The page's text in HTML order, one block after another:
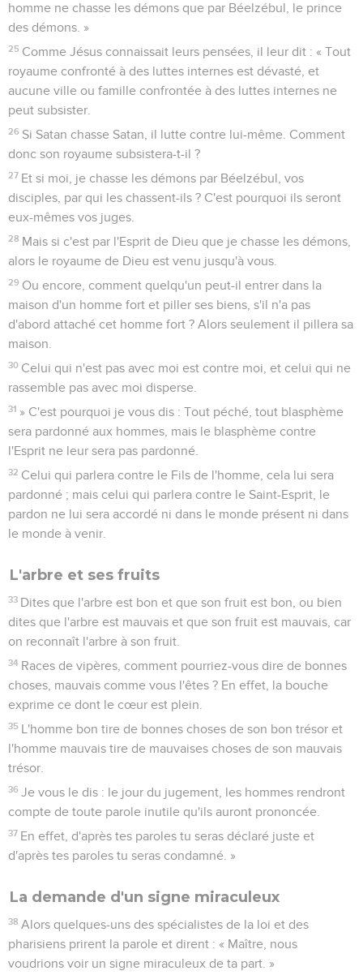
homme ne chasse les démons que par Béelzébul, le prince
des démons. »
25 Comme Jésus connaissait leurs pensées, il leur dit : « Tout
royaume confronté à des luttes internes est dévasté, et
aucune ville ou famille confrontée à des luttes internes ne
peut subsister.
26 Si Satan chasse Satan, il lutte contre lui-même. Comment
donc son royaume subsistera-t-il ?
27 Et si moi, je chasse les démons par Béelzébul, vos
disciples, par qui les chassent-ils ? C'est pourquoi ils seront
eux-mêmes vos juges.
28 Mais si c'est par l'Esprit de Dieu que je chasse les démons,
alors le royaume de Dieu est venu jusqu'à vous.
29 Ou encore, comment quelqu'un peut-il entrer dans la
maison d'un homme fort et piller ses biens, s'il n'a pas
d'abord attaché cet homme fort ? Alors seulement il pillera sa
maison.
30 Celui qui n'est pas avec moi est contre moi, et celui qui ne
rassemble pas avec moi disperse.
31 » C'est pourquoi je vous dis : Tout péché, tout blasphème
sera pardonné aux hommes, mais le blasphème contre
l'Esprit ne leur sera pas pardonné.
32 Celui qui parlera contre le Fils de l'homme, cela lui sera
pardonné ; mais celui qui parlera contre le Saint-Esprit, le
pardon ne lui sera accordé ni dans le monde présent ni dans
le monde à venir.
L'arbre et ses fruits
33 Dites que l'arbre est bon et que son fruit est bon, ou bien
dites que l'arbre est mauvais et que son fruit est mauvais, car
on reconnaît l'arbre à son fruit.
34 Races de vipères, comment pourriez-vous dire de bonnes
choses, mauvais comme vous l'êtes ? En effet, la bouche
exprime ce dont le cœur est plein.
35 L'homme bon tire de bonnes choses de son bon trésor et
l'homme mauvais tire de mauvaises choses de son mauvais
trésor.
36 Je vous le dis : le jour du jugement, les hommes rendront
compte de toute parole inutile qu'ils auront prononcée.
37 En effet, d'après tes paroles tu seras déclaré juste et
d'après tes paroles tu seras condamné. »
La demande d'un signe miraculeux
38 Alors quelques-uns des spécialistes de la loi et des
pharisiens prirent la parole et dirent : « Maître, nous
voudrions voir un signe miraculeux de ta part. »